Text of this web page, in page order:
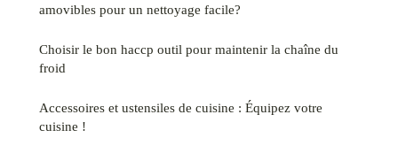
amovibles pour un nettoyage facile?
Choisir le bon haccp outil pour maintenir la chaîne du
froid
Accessoires et ustensiles de cuisine : Équipez votre
cuisine !